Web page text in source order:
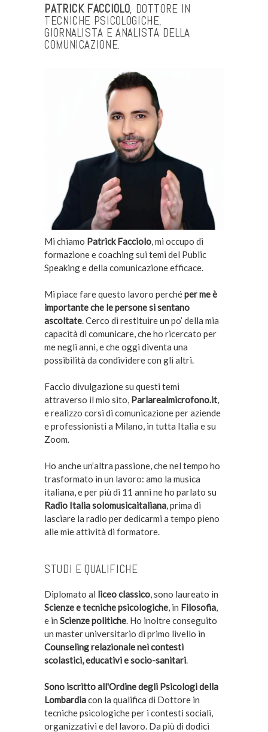
PATRICK FACCIOLO, DOTTORE IN
TECNICHE PSICOLOGICHE,
GIORNALISTA E ANALISTA DELLA
COMUNICAZIONE.
Mi chiamo Patrick Facciolo, mi occupo di
formazione e coaching sui temi del Public
Speaking e della comunicazione efficace.
Mi piace fare questo lavoro perchéper me è
importante che le persone si sentano
ascoltate. Cerco di restituire un po’ della mia
capacità di comunicare, che ho ricercato per
me negli anni, e che oggi diventa una
possibilità da condividere con gli altri.
Faccio divulgazione su questi temi
attraverso il mio sito, Parlarealmicrofono.it,
e realizzo corsi di comunicazione per aziende
e professionisti a Milano, in tutta Italia e su
Zoom.
Ho anche un’altra passione, che nel tempo ho
trasformato in un lavoro: amo la musica
italiana, e per più di 11 anni ne ho parlato su
Radio Italia solomusicaitaliana, prima di
lasciare la radio per dedicarmi a tempo pieno
alle mie attività di formatore.
STUDI E QUALIFICHE
Diplomato al liceo classico, sono laureato in
Scienze e tecniche psicologiche, in Filosofia,
e in Scienze politiche. Ho inoltre conseguito
un master universitario di primo livello in
Counseling relazionale nei contesti
scolastici, educativi e socio-sanitari.
Sono iscritto all'Ordine degli Psicologi della
Lombardiacon la qualifica di Dottore in
tecniche psicologiche per i contesti sociali,
organizzativi e del lavoro. Da più di dodici